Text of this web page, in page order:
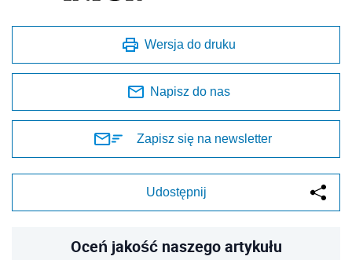
Wersja do druku
Napisz do nas
Zapisz się na newsletter
Udostępnij
Oceń jakość naszego artykułu